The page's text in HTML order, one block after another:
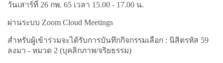
วันเสาร์ที่ 26 กพ. 65 เวลา 15.00 - 17.00 น.
ผ่านระบบ Zoom Cloud Meetings
สำหรับผู้เข้าร่วมจะได้รับการบันทึกกิจกรรมเลือก : นิสิตรหัส 59
ลงมา - หมวด 2 (บุคลิกภาพ/จริยธรรม)